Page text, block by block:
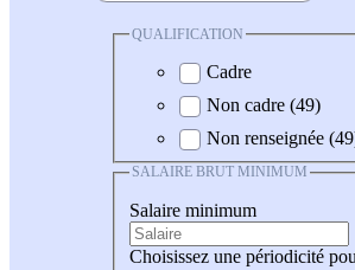
QUALIFICATION
Cadre
Non cadre (49)
Non renseignée
SALAIRE BRUT MINIMUM
Salaire minimum
Choisissez une périodicité